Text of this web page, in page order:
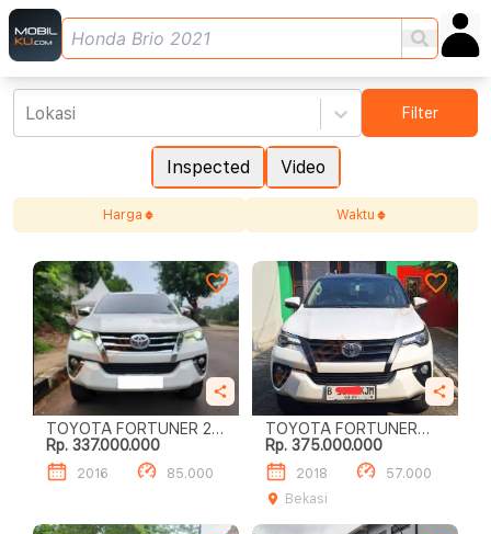
Inspected Video
Lokasi Filter
Harga Waktu
TOYOTA FORTUNER 2.4
VRZ
Rp. 337.000.000
2016 85.000
TOYOTA FORTUNER
2.4L VRZ A/T (4X2)
Rp. 375.000.000
2018
57.000
Bekasi